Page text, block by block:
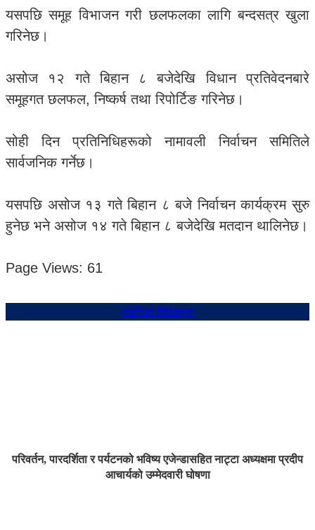
यसपछि समूह विभाजन गरी छलफलका लागि बन्दसत्र खुला
गरिनेछ।
असोज १२ गते बिहान ८ बजेदेखि विधान प्रतिवेदनबारे
समूहगत छलफल, निष्कर्ष तथा रिपोर्टिङ गरिनेछ।
सोही दिन प्रतिनिधिहरूको नामावली निर्वाचन समितिले
सार्वजनिक गर्नेछ।
यसपछि असोज १३ गते बिहान ८ बजे निर्वाचन कार्यक्रम सुरु
हुनेछ भने असोज १४ गते बिहान ८ बजेदेखि मतदान थालिनेछ।
Page Views: 61
संबन्धित शिर्षकहरु
परिवर्तन, पारदर्शिता र पर्यटनको भविष्य एजेन्डासहित नाट्टा अध्यक्षमा प्रदीप
आचार्यको उम्मेदवारी घोषणा